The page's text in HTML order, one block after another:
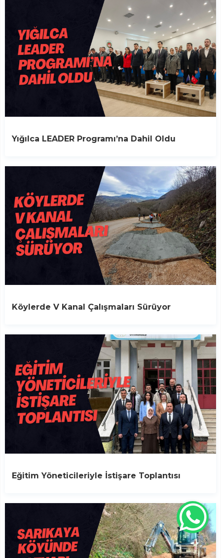
Yığılca LEADER Programı’na Dahil Oldu
Köylerde V Kanal Çalışmaları Sürüyor
Eğitim Yöneticileriyle İstişare Toplantısı